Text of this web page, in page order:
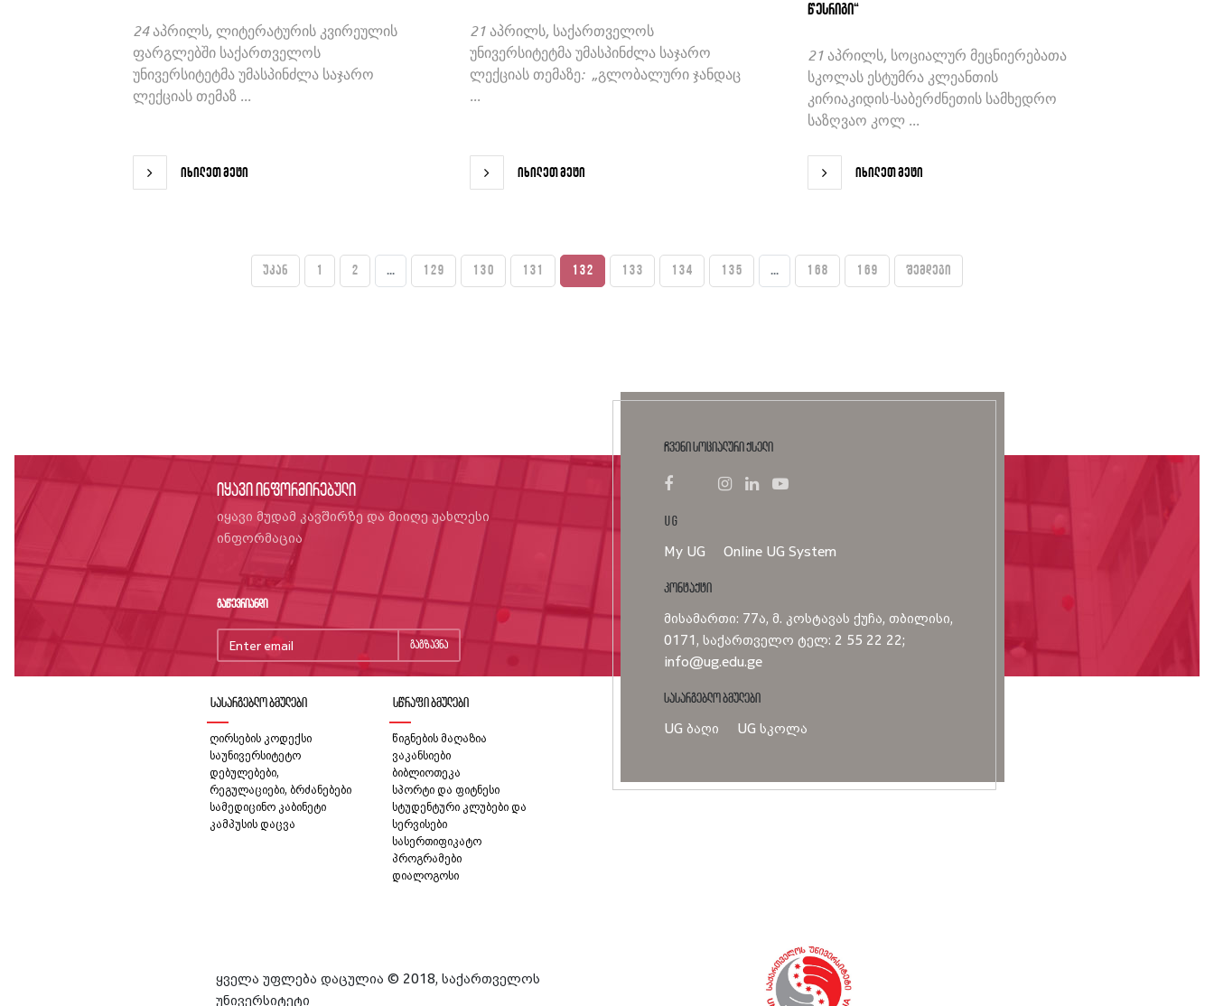
24 აპრილს, ლიტერატურის კვირეულის
ფარგლებში საქართველოს
უნივერსიტეტმა უმასპინძლა საჯარო
ლექციას თემაზ ...
იხილეთ მეტი
21 აპრილს, საქართველოს
უნივერსიტეტმა უმასპინძლა საჯარო
ლექციას თემაზე: „გლობალური ჯანდაც
...
იხილეთ მეტი
წესრიგი“
21 აპრილს, სოციალურ მეცნიერებათა
სკოლას ესტუმრა კლეანთის
კირიაკიდის-საბერძნეთის სამხედრო
საზღვაო კოლ ...
იხილეთ მეტი
უკან 1 2 ... 129 130 131 132 133 134 135 ... 168 169 შემდეგი
იყავი ინფორმირებული
იყავი მუდამ კავშირზე და მიიღე უახლესი
ინფორმაცია
გაწევრიანდი
გაგზავნა
ჩვენი სოციალური ქსელი
UG
My UG Online UG System
კონტაქტი
მისამართი: 77ა, მ. კოსტავას ქუჩა, თბილისი,
0171, საქართველო ტელ: 2 55 22 22;
info@ug.edu.ge
სასარგებლო ბმულები
UG ბაღი UG სკოლა
სასარგებლო ბმულები
ღირსების კოდექსი
საუნივერსიტეტო
დებულებები,
რეგულაციები, ბრძანებები
სამედიცინო კაბინეტი
კამპუსის დაცვა
სწრაფი ბმულები
წიგნების მაღაზია
ვაკანსიები
ბიბლიოთეკა
სპორტი და ფიტნესი
სტუდენტური კლუბები და
სერვისები
სასერთიფიკატო
პროგრამები
დიალოგოსი
ყველა უფლება დაცულია © 2018, საქართველოს
უნივერსიტეტი